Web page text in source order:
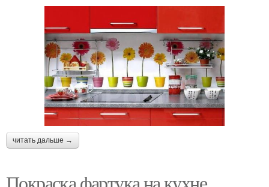
читать дальше →